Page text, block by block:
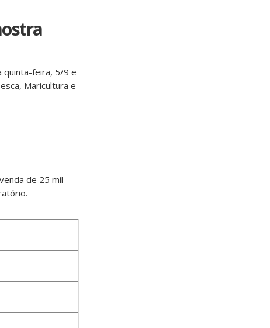
quinta-feira, 5/9 e
Maricultura e
de 25 mil